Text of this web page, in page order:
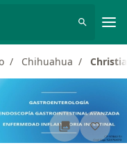
Chihuahua